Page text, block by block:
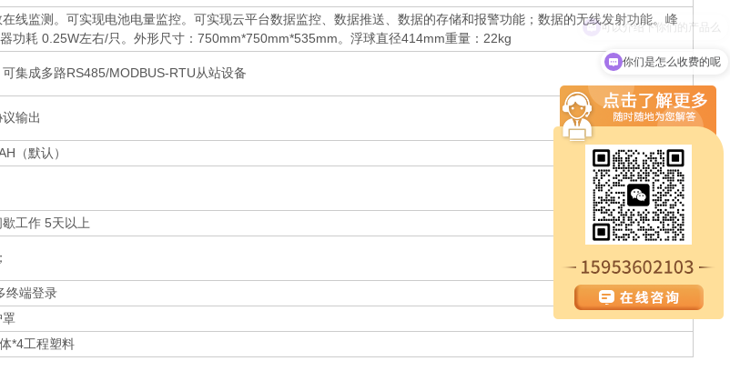
线监测。可实现电池电量监控。可实现云平台数据监控、数据推送、数据的存储和报警功能；数据的无线发射功能。峰
功耗 0.25W左右/只。外形尺寸：750mm*750mm*535mm。浮球直径414mm重量：22kg
集成多路RS485/MODBUS-RTU从站设备
输出
（默认）
工作 5天以上
终端登录
*4工程塑料
你们是怎么收费的呢